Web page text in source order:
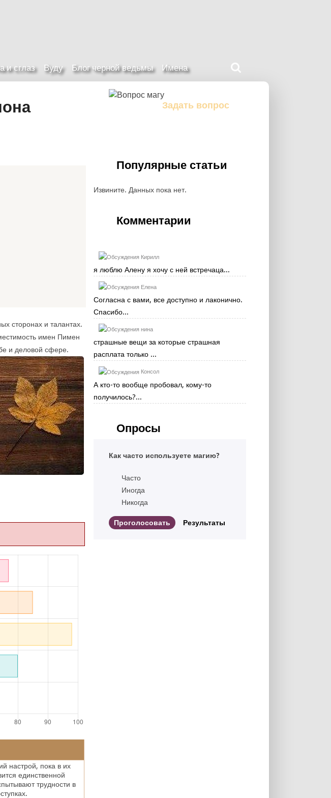
и сглаз Вуду Блог черной ведьмы Имена
сайте
сторонах и талантах.
имен Пимен
и деловой сфере.
настрой, пока в их
единственной
трудности в
Задать вопрос
Популярные статьи
Извините. Данных пока нет.
Комментарии
Кирилл
я люблю Алену я хочу с ней встречаца...
Елена
Согласна с вами, все доступно и лаконично.
Спасибо...
нина
страшные вещи за которые страшная
расплата только ...
Консол
А кто-то вообще пробовал, кому-то
получилось?...
Опросы
Как часто используете магию?
Часто
Иногда
Никогда
Результаты